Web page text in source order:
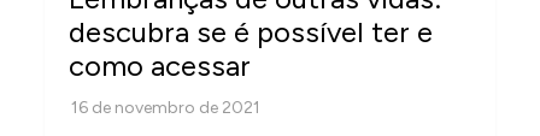
descubra se é possível ter e
como acessar